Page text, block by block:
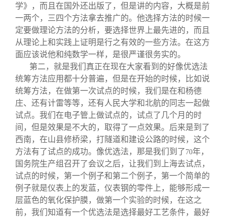
学》，而且在国外还出版了，但是讲的内容，大概是前
一两个，三四个方法拿去推广的。他选择方法的时候一
定要做理论方法的分析，要选择世界上最先进的，而且
从理论上和实践上证明是行之有效的一些方法。在这方
面应该说他和纯数学一样，是很严谨很务实的。
第二，就是我们真正在现在大家看到的好像优选法
统筹方法应用都十分普遍，但是在开始的时候，比如说
统筹方法，在做第一次试点的时候，我们是在和杨德
庄、还有计雷等等，还有人民大学和北航的同志一起做
试点。我们在电子管上做试点的，试点了几个月的时
间，但是效果是不大的，取得了一点效果。后来是到了
西南，在山县修桥梁，打隧道和建设公路的时候，这个
方法有了试点的成功。像优选法，那是我们到了 70年，
国务院生产组召开了会议之后，让我们到上海去试点，
试点的时候，第一个例子和第二个例子，第一个简单的
例子就是仪表上的发蓝，仪表钢的零件上，能够形成一
层蓝色的氧化保护膜，做第一个实验的时候，在这之
前，我们知道有一个优选法是选择最好工艺条件，最好